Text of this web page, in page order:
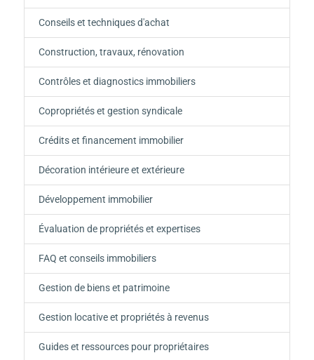
Conseils et techniques d'achat
Construction, travaux, rénovation
Contrôles et diagnostics immobiliers
Copropriétés et gestion syndicale
Crédits et financement immobilier
Décoration intérieure et extérieure
Développement immobilier
Évaluation de propriétés et expertises
FAQ et conseils immobiliers
Gestion de biens et patrimoine
Gestion locative et propriétés à revenus
Guides et ressources pour propriétaires